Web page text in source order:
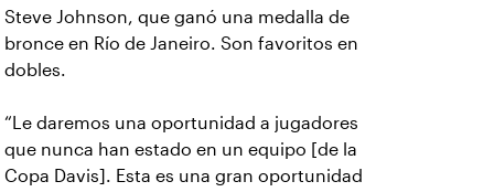
Steve Johnson, que ganó una medalla de
bronce en Río de Janeiro. Son favoritos en
dobles.
“Le daremos una oportunidad a jugadores
que nunca han estado en un equipo [de la
Copa Davis]. Esta es una gran oportunidad